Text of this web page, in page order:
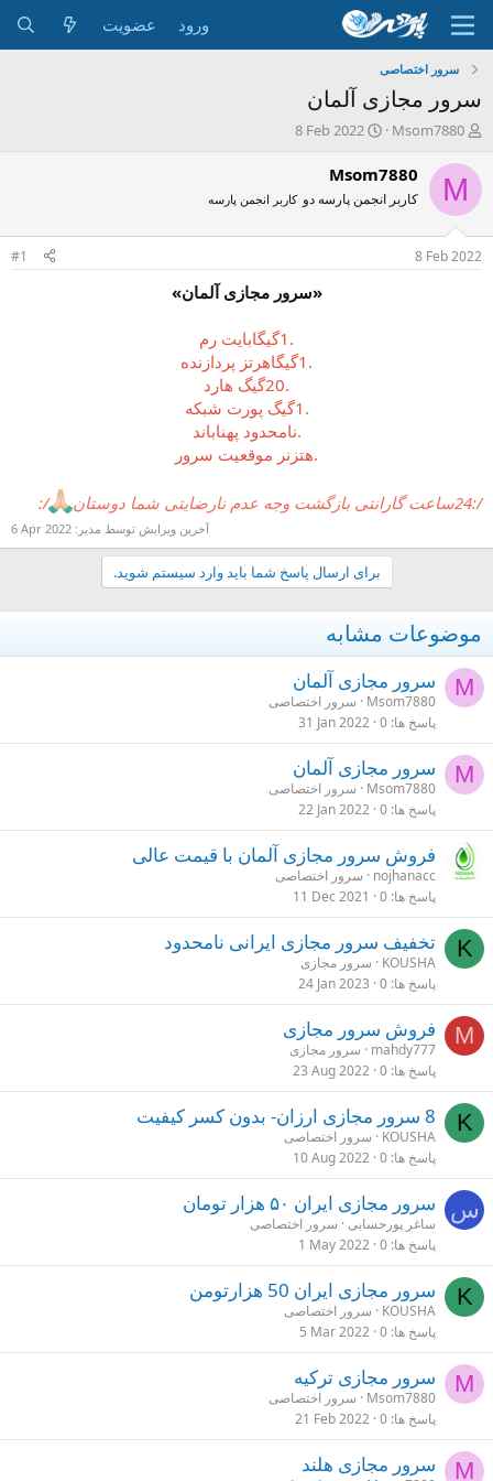
ورود عضویت
سرور اختصاصی
سرور مجازی آلمان
ش
و
ع
ن
د
Msom7880
ت
ر
خ
و
8 Feb 2022
M
Msom7880
کاربر انجمن پارسه دو کاربر انجمن پارسه
8 Feb 2022
#1
«سرور مجازی آلمان»
.1گیگابایت رم
.1گیگاهرتز پردازنده
.20گیگ هارد
.1گیگ پورت شبکه
.نامحدود پهناباند
.هتزنر موقعیت سرور
/:24ساعت گارانتی بازگشت وجه عدم نارضایتی شما دوستان /:
آخرین ویرایش توسط مدیر: 6 Apr 2022
برای ارسال پاسخ شما باید وارد سیستم شوید.
موضوعات مشابه
M سرور مجازی آلمان
Msom7880
سرور اختصاصی
پاسخ ها 0
31 Jan 2022
M سرور مجازی آلمان
Msom7880
سرور اختصاصی
پاسخ ها 0
22 Jan 2022
فروش سرور مجازی آلمان با قیمت عالی
nojhanacc
سرور اختصاصی
پاسخ ها 0
11 Dec 2021
K تخفیف سرور مجازی ایرانی نامحدود
KOUSHA
سرور مجازی
پاسخ ها 0
24 Jan 2023
M فروش سرور مجازی
mahdy777
سرور مجازی
پاسخ ها 0
23 Aug 2022
K 8 سرور مجازی ارزان- بدون کسر کیفیت
KOUSHA
سرور اختصاصی
پاسخ ها 0
10 Aug 2022
س سرور مجازی ایران ۵۰ هزار تومان
ساغر پورحسابی
سرور اختصاصی
پاسخ ها 0
1 May 2022
K سرور مجازی ایران 50 هزارتومن
KOUSHA
سرور اختصاصی
پاسخ ها 0
5 Mar 2022
M سرور مجازی ترکیه
Msom7880
سرور اختصاصی
پاسخ ها 0
21 Feb 2022
M سرور مجازی هلند